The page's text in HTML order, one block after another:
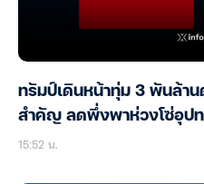
ทรัมป์เดินหน้าทุ่ม 3 พันล้า
สำคัญ ลดพึ่งพาห่วงโซ่อุปท
15:52 น.